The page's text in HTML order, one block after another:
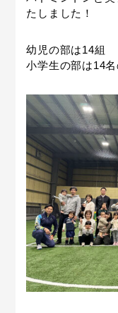
たしました！
幼児の部は14組
小学生の部は14